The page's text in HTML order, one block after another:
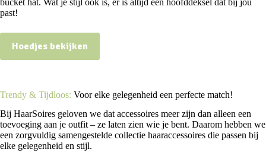
past!
Hoedjes bekijken
Trendy & Tijdloos: Voor elke gelegenheid een perfecte match!
Bij HaarSoires geloven we dat accessoires meer zijn dan alleen een
toevoeging aan je outfit – ze laten zien wie je bent. Daarom hebben we
een zorgvuldig samengestelde collectie haaraccessoires die passen bij
elke gelegenheid en stijl.